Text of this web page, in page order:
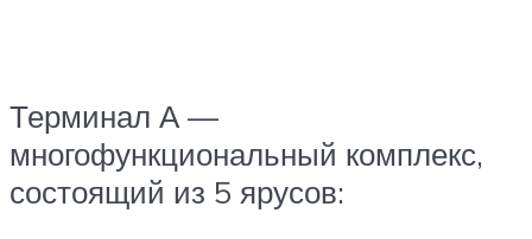
Терминал А —
многофункциональный комплекс,
состоящий из 5 ярусов: